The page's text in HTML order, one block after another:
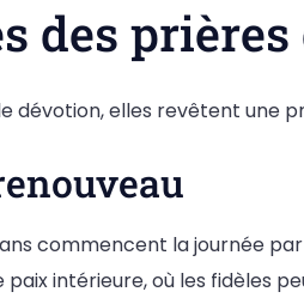
dévotion, elles revêtent une
commencent la journée
intérieure, où les fidèles